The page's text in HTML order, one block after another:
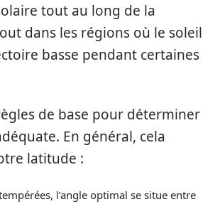
tout au long de la
dans les régions où le soleil
basse pendant certaines
de base pour déterminer
En général, cela
latitude :
l’angle optimal se situe entre